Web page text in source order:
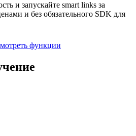
и запускайте smart links за
и без обязательного SDK для
функции